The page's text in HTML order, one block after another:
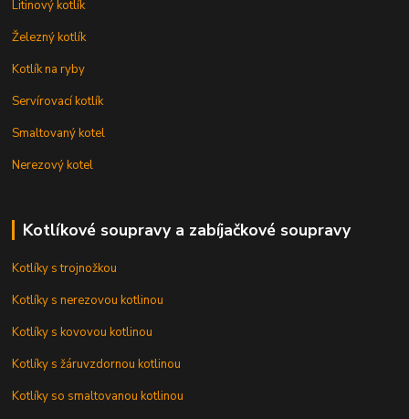
Litinový kotlík
Železný kotlík
Kotlík na ryby
Servírovací kotlík
Smaltovaný kotel
Nerezový kotel
Kotlíkové soupravy a zabíjačkové soupravy
Kotlíky s trojnožkou
Kotlíky s nerezovou kotlinou
Kotlíky s kovovou kotlinou
Kotlíky s žáruvzdornou kotlinou
Kotlíky so smaltovanou kotlinou